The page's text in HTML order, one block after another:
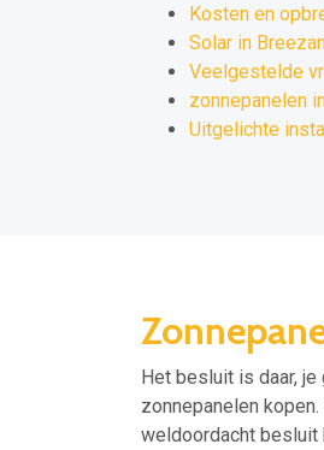
Kosten en
Solar in
Veelgestelde
zonnepanelen
Uitgelichte
Het besluit is daar, je
zonnepanelen
weldoordacht besluit